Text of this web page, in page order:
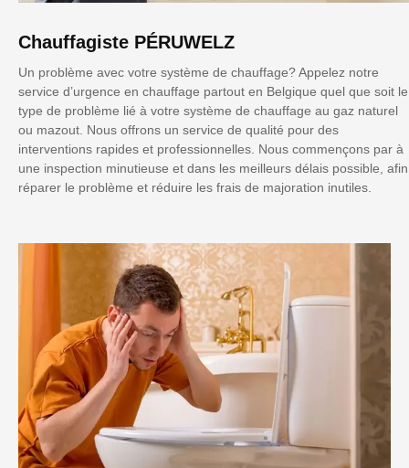
Chauffagiste PÉRUWELZ
Un problème avec votre système de chauffage? Appelez notre
service d’urgence en chauffage partout en Belgique quel que soit le
type de problème lié à votre système de chauffage au gaz naturel
ou mazout. Nous offrons un service de qualité pour des
interventions rapides et professionnelles. Nous commençons par à
une inspection minutieuse et dans les meilleurs délais possible, afin
réparer le problème et réduire les frais de majoration inutiles.